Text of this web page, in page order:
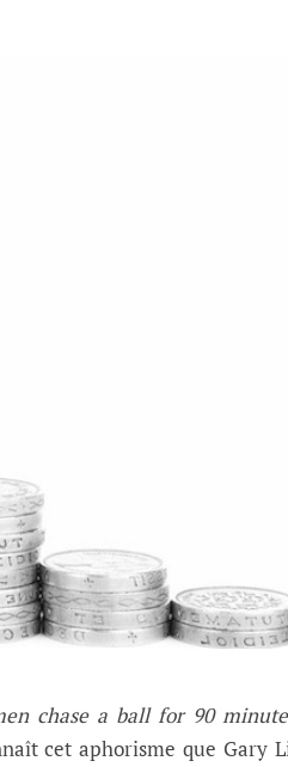
chase a ball for 90
cet aphorisme que Gary